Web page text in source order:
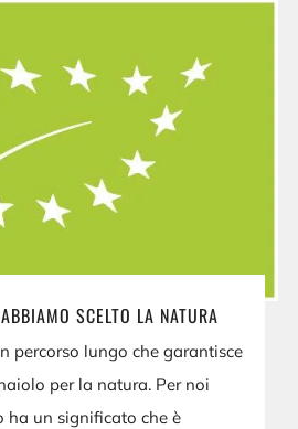
SCELTO LA NATURA
percorso lungo che garantisce
per la natura. Per noi
ha un significato che è